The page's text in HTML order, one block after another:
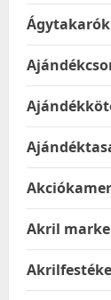
Ágytakarók
Akril